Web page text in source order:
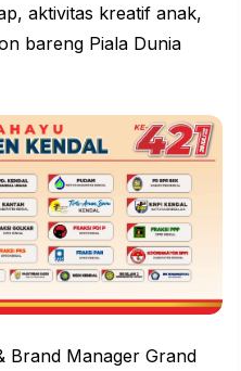
aktivitas kreatif anak,
bareng Piala Dunia
Brand Manager Grand